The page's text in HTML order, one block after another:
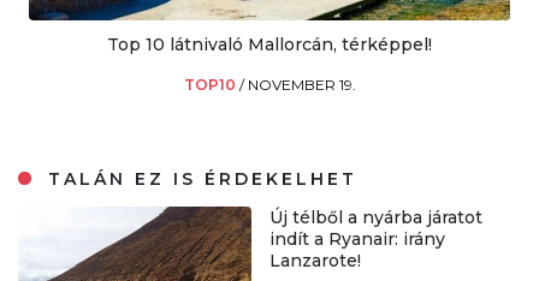
Top 10 látnivaló Mallorcán, térképpel!
TOP10 / NOVEMBER 19.
TALÁN EZ IS ÉRDEKELHET
Új télből a nyárba járatot
indít a Ryanair: irány
Lanzarote!